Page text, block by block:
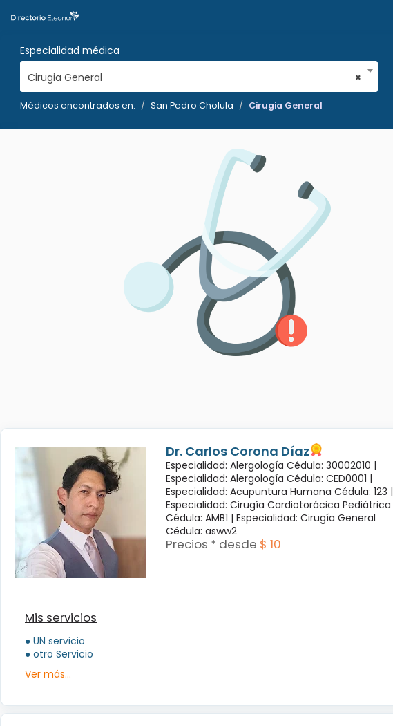
Especialidad médica
×
Cirugia General
Médicos encontrados en: San Pedro Cholula Cirugia General
Dr. Carlos Corona Díaz
Especialidad: Alergología Cédula: 30002010 |
Especialidad: Alergología Cédula: CED0001 |
Especialidad: Acupuntura Humana Cédula: 123 |
Especialidad: Cirugía Cardiotorácica Pediátrica
Cédula: AMB1 | Especialidad: Cirugía General
Cédula: asww2
Precios * desde $ 10
Mis servicios
● UN servicio
● otro Servicio
Ver más...